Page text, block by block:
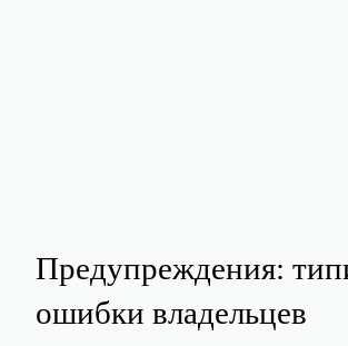
Предупреждения:
ошибки владельцев